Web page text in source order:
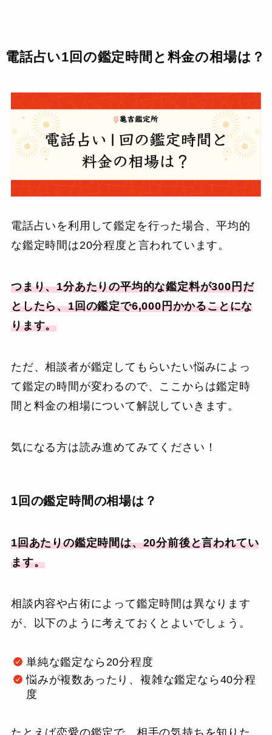
電話占い1回の鑑定時間と料金の相場は？
電話占いを利用して鑑定を行った場合、平均的
な鑑定時間は20分程度と言われています。
つまり、1分あたりの平均的な鑑定料が300円だ
としたら、1回の鑑定で6,000円かかることにな
ります。
ただ、相談者が鑑定してもらいたい悩みによっ
て鑑定の時間が変わるので、ここからは鑑定時
間と料金の相場について解説していきます。
気になる方は読み進めてみてください！
1回の鑑定時間の相場は？
1回あたりの鑑定時間は、20分前後と言われてい
ます。
相談内容や占術によって鑑定時間は異なります
が、以下のように考えておくとよいでしょう。
単純な鑑定なら20分程度
悩みが複数あったり、複雑な鑑定なら40分程
度